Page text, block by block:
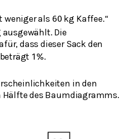
weniger als 60 kg Kaffee.“
Die
dass dieser Sack den
1%.
in den
Hälfte des Baumdiagramms.